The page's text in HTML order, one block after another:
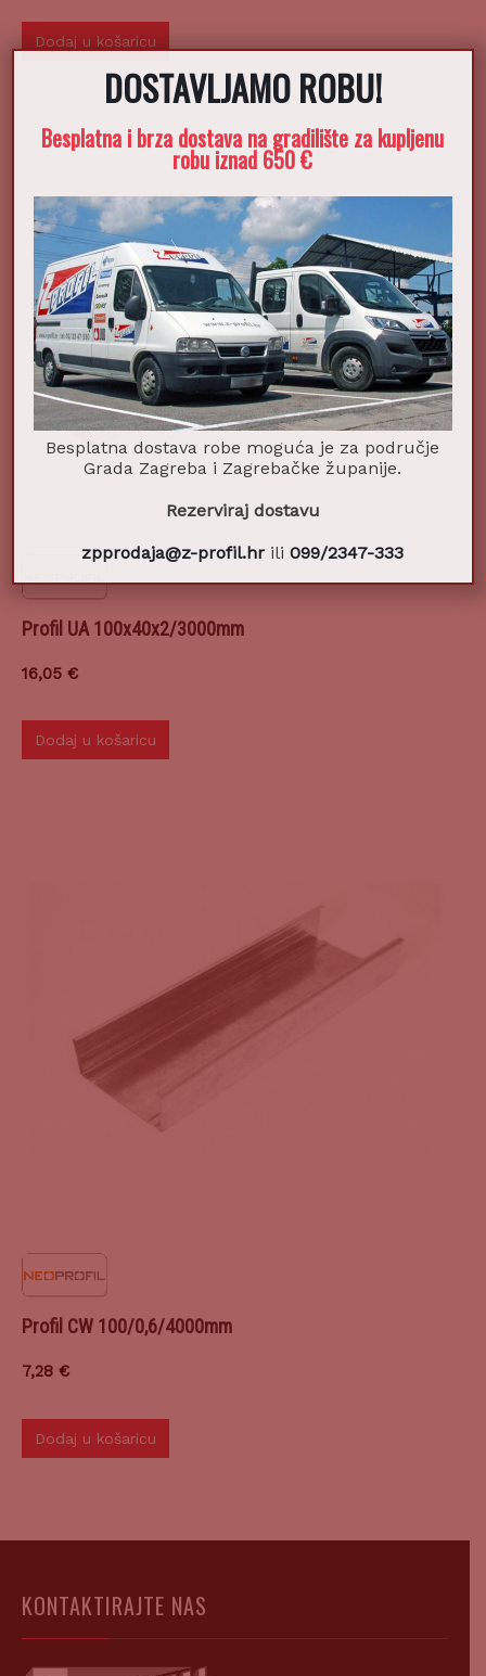
Dodaj u košaricu
Profil UA 100x40x2/3000mm
16,05 €
Dodaj u košaricu
Profil CW 100/0,6/4000mm
7,28 €
Dodaj u košaricu
KONTAKTIRAJTE NAS
DOSTAVLJAMO ROBU!
Besplatna i brza dostava na gradilište za kupljenu
robu iznad 650 €
Besplatna dostava robe moguća je za područje
Grada Zagreba i Zagrebačke županije.
Rezerviraj dostavu
zpprodaja@z-profil.hr ili099/2347-333